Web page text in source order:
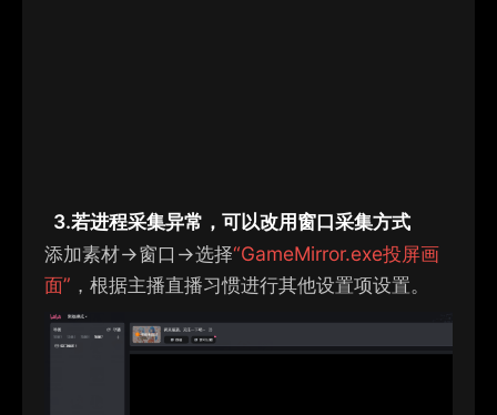
3.若进程采集异常，可以改用窗口采集方式
添加素材→窗口→选择“GameMirror.exe投屏画
面” ， 根据主播直播习惯进行其他设置项设置。